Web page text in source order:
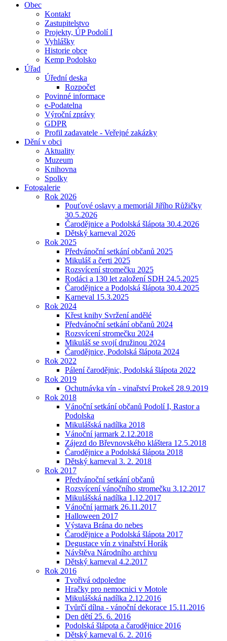
Obec
Kontakt
Zastupitelstvo
Projekty, ÚP Podolí I
Vyhlášky
Historie obce
Kemp Podolsko
Úřad
Úřední deska
Rozpočet
Povinné informace
e-Podatelna
Výroční zprávy
GDPR
Profil zadavatele - Veřejné zakázky
Dění v obci
Aktuality
Muzeum
Knihovna
Spolky
Fotogalerie
Rok 2026
Pouťové oslavy a memoriál Jiřího Růžičky
30.5.2026
Čarodějnice a Podolská šlápota 30.4.2026
Dětský karneval 2026
Rok 2025
Předvánoční setkání občanů 2025
Mikuláš a čerti 2025
Rozsvícení stromečku 2025
Rodáci a 130 let založení SDH 24.5.2025
Čarodějnice a Podolská šlápota 30.4.2025
Karneval 15.3.2025
Rok 2024
Křest knihy Svržení andělé
Předvánoční setkání občanů 2024
Rozsvícení stromečku 2024
Mikuláš se svojí družinou 2024
Čarodějnice, Podolská šlápota 2024
Rok 2022
Pálení čarodějnic, Podolská šlápota 2022
Rok 2019
Ochutnávka vín - vinařství Prokeš 28.9.2019
Rok 2018
Vánoční setkání občanů Podolí I, Rastor a
Podolska
Mikulášská nadílka 2018
Vánoční jarmark 2.12.2018
Zájezd do Břevnovského kláštera 12.5.2018
Čarodějnice a Podolská šlápota 2018
Dětský karneval 3. 2. 2018
Rok 2017
Předvánoční setkání občanů
Rozsvícení vánočního stromečku 3.12.2017
Mikulášská nadílka 1.12.2017
Vánoční jarmark 26.11.2017
Halloween 2017
Výstava Brána do nebes
Čarodějnice a Podolská šlápota 2017
Degustace vín z vinařství Horák
Návštěva Národního archivu
Dětský karneval 4.2.2017
Rok 2016
Tvořivá odpoledne
Hračky pro nemocnici v Motole
Mikulášská nadílka 2.12.2016
Tvůrčí dílna - vánoční dekorace 15.11.2016
Den dětí 25. 6. 2016
Podolská šlápota a čarodějnice 2016
Dětský karneval 6. 2. 2016